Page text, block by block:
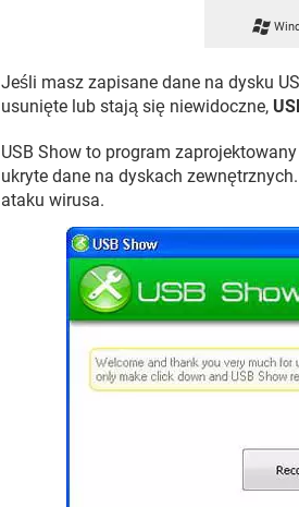
Jeśli masz zapisane dane na dysku
usunięte lub stają się niewidoczne,
USB Show to program
ukryte dane na dyskach
ataku wirusa.